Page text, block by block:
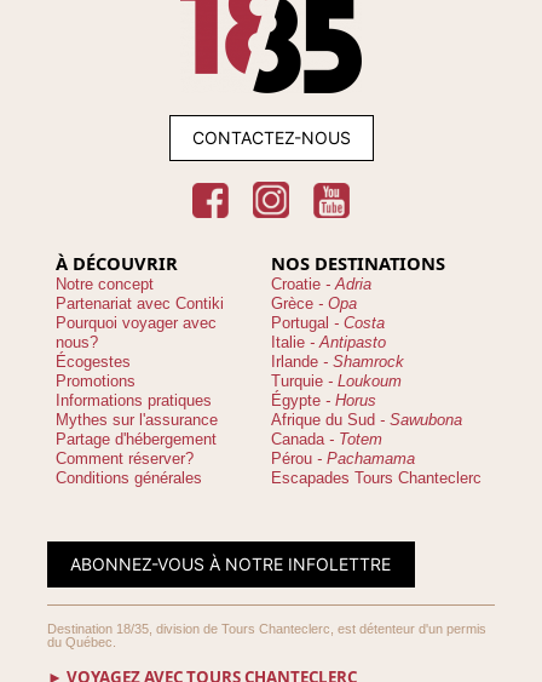
CONTACTEZ-NOUS
À DÉCOUVRIR
Notre concept
Partenariat avec Contiki
Pourquoi voyager avec
nous?
Écogestes
Promotions
Informations pratiques
Mythes sur l'assurance
Partage d'hébergement
Comment réserver?
Conditions générales
NOS DESTINATIONS
Croatie- Adria
Grèce- Opa
Portugal - Costa
Italie- Antipasto
Irlande- Shamrock
Turquie- Loukoum
Égypte- Horus
Afrique du Sud - Sawubona
Canada- Totem
Pérou- Pachamama
Escapades Tours Chanteclerc
ABONNEZ-VOUS À NOTRE INFOLETTRE
Destination 18/35, division de Tours Chanteclerc, est détenteur d'un permis
du Québec.
► VOYAGEZ AVEC TOURS CHANTECLERC